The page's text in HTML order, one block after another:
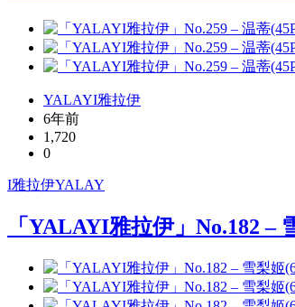
YALAYI雅拉伊
6年前
1,720
0
I雅拉伊YALAY
「YALAYI雅拉伊」No.182 –